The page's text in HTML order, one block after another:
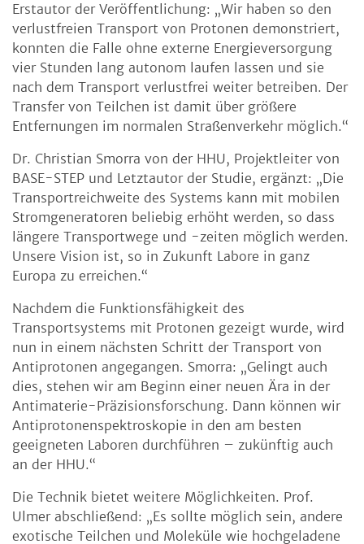
Erstautor der Veröffentlichung: „Wir haben so den
verlustfreien Transport von Protonen demonstriert,
konnten die Falle ohne externe Energieversorgung
vier Stunden lang autonom laufen lassen und sie
nach dem Transport verlustfrei weiter betreiben. Der
Transfer von Teilchen ist damit über größere
Entfernungen im normalen Straßenverkehr möglich.“
Dr. Christian Smorra von der HHU, Projektleiter von
BASE-STEP und Letztautor der Studie, ergänzt: „Die
Transportreichweite des Systems kann mit mobilen
Stromgeneratoren beliebig erhöht werden, so dass
längere Transportwege und -zeiten möglich werden.
Unsere Vision ist, so in Zukunft Labore in ganz
Europa zu erreichen.“
Nachdem die Funktionsfähigkeit des
Transportsystems mit Protonen gezeigt wurde, wird
nun in einem nächsten Schritt der Transport von
Antiprotonen angegangen. Smorra: „Gelingt auch
dies, stehen wir am Beginn einer neuen Ära in der
Antimaterie-Präzisionsforschung. Dann können wir
Antiprotonenspektroskopie in den am besten
geeigneten Laboren durchführen – zukünftig auch
an der HHU.“
Die Technik bietet weitere Möglichkeiten. Prof.
Ulmer abschließend: „Es sollte möglich sein, andere
exotische Teilchen und Moleküle wie hochgeladene